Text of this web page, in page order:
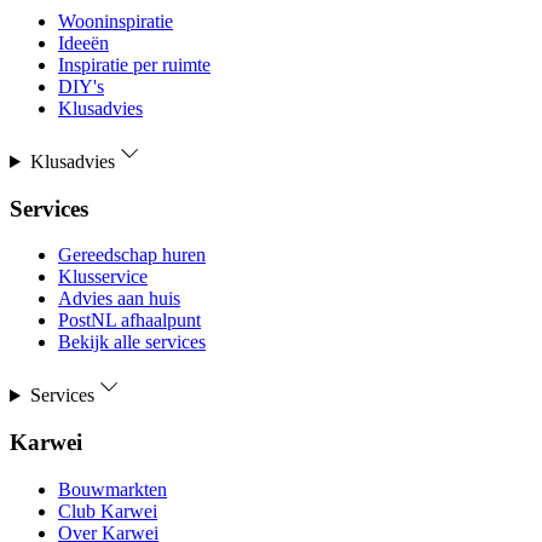
Wooninspiratie
Ideeën
Inspiratie per ruimte
DIY's
Klusadvies
Klusadvies
Services
Gereedschap huren
Klusservice
Advies aan huis
PostNL afhaalpunt
Bekijk alle services
Services
Karwei
Bouwmarkten
Club Karwei
Over Karwei